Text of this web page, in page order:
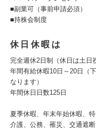
■副業可（事前申請必須）
■持株会制度
休日休暇は
完全週休2日制（休日は土日
年間有給休暇10日～20日（
なります）
年間休日日数125日
夏季休暇、年末年始休暇、
介護、公務、罹災、交通遮